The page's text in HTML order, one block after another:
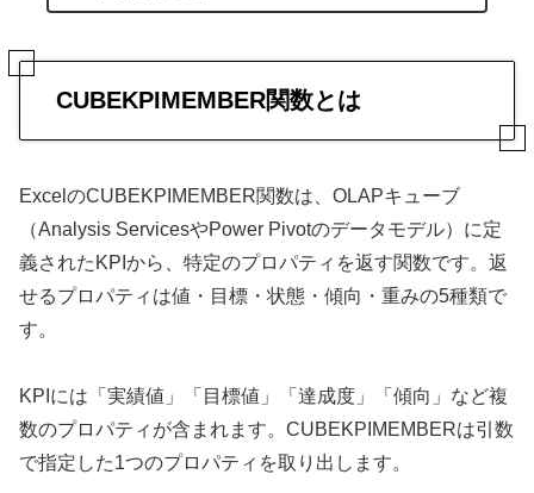
CUBEKPIMEMBER関数とは
ExcelのCUBEKPIMEMBER関数は、OLAPキューブ
（Analysis ServicesやPower Pivotのデータモデル）に定
義されたKPIから、特定のプロパティを返す関数です。返
せるプロパティは値・目標・状態・傾向・重みの5種類で
す。
KPIには「実績値」「目標値」「達成度」「傾向」など複
数のプロパティが含まれます。CUBEKPIMEMBERは引数
で指定した1つのプロパティを取り出します。